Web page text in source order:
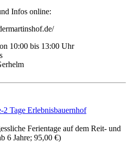
Infos online:
10:00 bis 13:00 Uhr
2 Tage Erlebnisbauernhof
Ferientage auf dem Reit- und
6 Jahre; 95,00 €)